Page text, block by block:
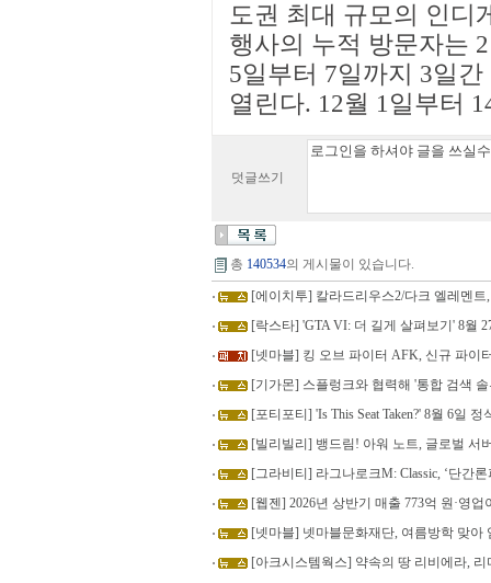
도권 최대 규모의 인디
행사의 누적 방문자는
5일부터 7일까지 3일
열린다. 12월 1일부터
덧글쓰기
총 140534의 게시물이 있습니다.
[에이치투] 칼라드리우스2/다크 엘레멘
[락스타] 'GTA VI: 더 길게 살펴보기' 8월
[넷마블] 킹 오브 파이터 AFK, 신규 파이
[기가몬] 스플렁크와 협력해 '통합 검색
[포티포티] 'Is This Seat Taken?' 8월 6일 정
[빌리빌리] 뱅드림! 아워 노트, 글로벌 서
[그라비티] 라그나로크M: Classic, ‘단간
[웹젠] 2026년 상반기 매출 773억 원·영업
[넷마블] 넷마블문화재단, 여름방학 맞아
[아크시스템웍스] 약속의 땅 리비에라,